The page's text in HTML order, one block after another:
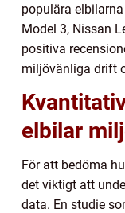
populära
Model 3, Nissan
positiva
miljövänliga drift
elbilar
För att bedöma
det viktigt att
data. En studie